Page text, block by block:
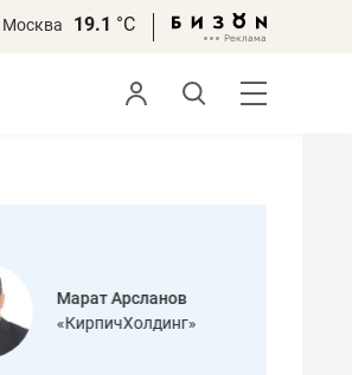
Москва 19.1 °С
Марат Арсланов
«КирпичХолдинг»